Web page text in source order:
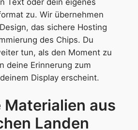
zu. Wir übernehmen
das sichere Hosting
des Chips. Du
tun, als den Moment zu
deine Erinnerung zum
Display erscheint.
Materialien aus
Landen